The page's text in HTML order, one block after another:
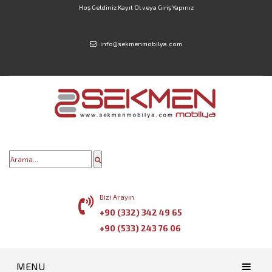
Hoş Geldiniz Kayıt Ol veya Giriş Yapınız
: info@sekmenmobilya.com
Bizi Arayın
+90 (332) 342 49 65
+90 (533) 243 76 06
MENU